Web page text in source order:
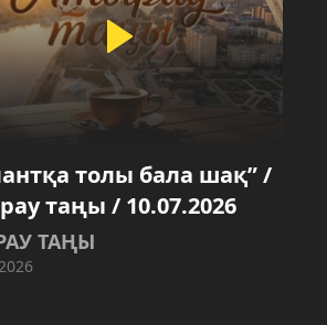
толы бала шақ” /
таңы / 10.07.2026
ТАҢЫ